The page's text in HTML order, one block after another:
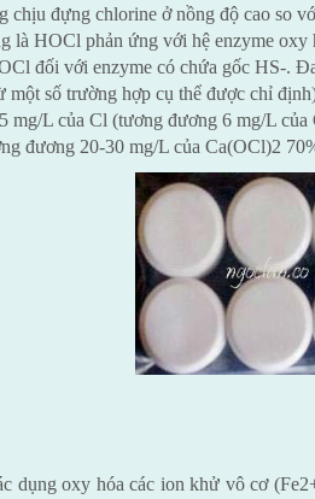
chịu đựng chlorine ở nồng độ cao so
là HOCl phản ứng với hệ enzyme oxy
đối với enzyme có chứa gốc HS-.
một số trường hợp cụ thể được chỉ
mg/L của Cl (tương đương 6 mg/L
đương 20-30 mg/L của Ca(OCl)2
dụng oxy hóa các ion khử vô cơ